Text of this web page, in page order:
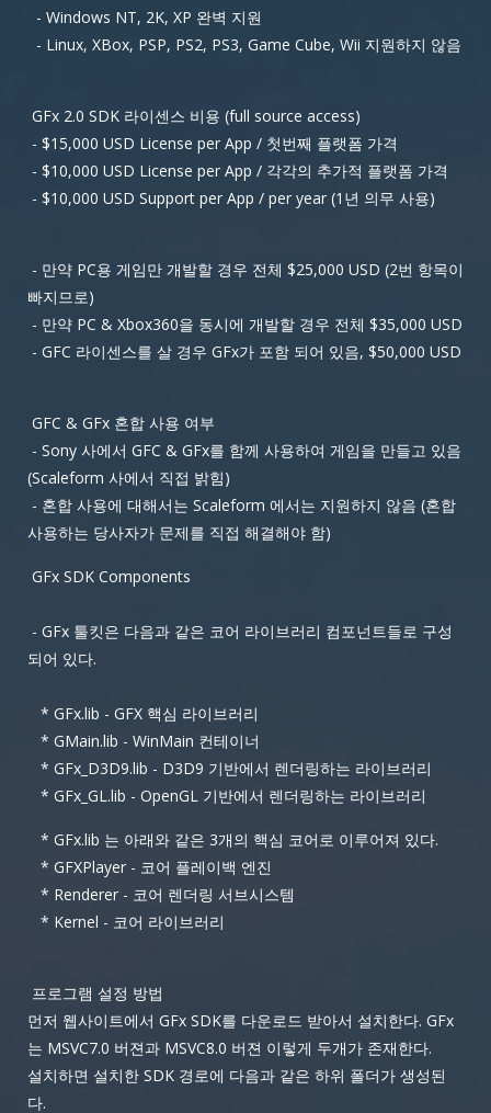
- Windows NT, 2K, XP 완벽 지원
- Linux, XBox, PSP, PS2, PS3, Game Cube, Wii 지원하지 않음
GFx 2.0 SDK 라이센스 비용 (full source access)
- $15,000 USD License per App / 첫번째 플랫폼 가격
- $10,000 USD License per App / 각각의 추가적 플랫폼 가격
- $10,000 USD Support per App / per year (1년 의무 사용)
- 만약 PC용 게임만 개발할 경우 전체 $25,000 USD (2번 항목이
빠지므로)
- 만약 PC & Xbox360을 동시에 개발할 경우 전체 $35,000 USD
- GFC 라이센스를 살 경우 GFx가 포함 되어 있음, $50,000 USD
GFC & GFx 혼합 사용 여부
- Sony 사에서 GFC & GFx를 함께 사용하여 게임을 만들고 있음
(Scaleform 사에서 직접 밝힘)
- 혼합 사용에 대해서는 Scaleform 에서는 지원하지 않음 (혼합
사용하는 당사자가 문제를 직접 해결해야 함)
GFx SDK Components
- GFx 툴킷은 다음과 같은 코어 라이브러리 컴포넌트들로 구성
되어 있다.
* GFx.lib - GFX 핵심 라이브러리
* GMain.lib - WinMain 컨테이너
* GFx_D3D9.lib - D3D9 기반에서 렌더링하는 라이브러리
* GFx_GL.lib - OpenGL 기반에서 렌더링하는 라이브러리
* GFx.lib 는 아래와 같은 3개의 핵심 코어로 이루어져 있다.
* GFXPlayer - 코어 플레이백 엔진
* Renderer - 코어 렌더링 서브시스템
* Kernel - 코어 라이브러리
프로그램 설정 방법
먼저 웹사이트에서 GFx SDK를 다운로드 받아서 설치한다. GFx
는 MSVC7.0 버젼과 MSVC8.0 버젼 이렇게 두개가 존재한다.
설치하면 설치한 SDK 경로에 다음과 같은 하위 폴더가 생성된
다.